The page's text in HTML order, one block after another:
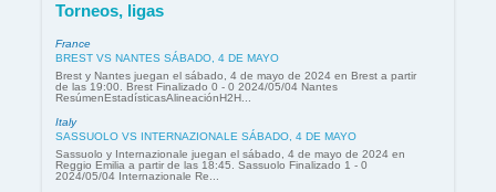
Torneos, ligas
France
BREST VS NANTES SÁBADO, 4 DE MAYO
Brest y Nantes juegan el sábado, 4 de mayo de 2024 en Brest a partir
de las 19:00. Brest Finalizado 0 - 0 2024/05/04 Nantes
ResúmenEstadísticasAlineaciónH2H...
Italy
SASSUOLO VS INTERNAZIONALE SÁBADO, 4 DE MAYO
Sassuolo y Internazionale juegan el sábado, 4 de mayo de 2024 en
Reggio Emilia a partir de las 18:45. Sassuolo Finalizado 1 - 0
2024/05/04 Internazionale Re...